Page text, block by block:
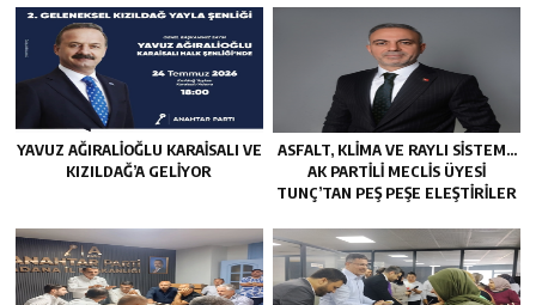
YAVUZ AĞIRALIOĞLU KARAISALI VE
KIZILDAĞ’A GELIYOR
ASFALT, KLIMA VE RAYLI SISTEM…
AK PARTILI MECLIS ÜYESI
TUNÇ’TAN PEŞ PEŞE ELEŞTIRILER